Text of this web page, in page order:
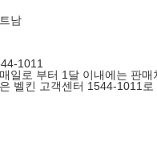
남
1011
일로 부터 1달 이내에는 판
벨킨 고객센터 1544-1011로